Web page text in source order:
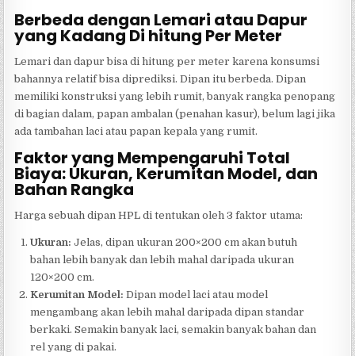
Berbeda dengan Lemari atau Dapur
yang Kadang Di hitung Per Meter
Lemari dan dapur bisa di hitung per meter karena konsumsi
bahannya relatif bisa diprediksi. Dipan itu berbeda. Dipan
memiliki konstruksi yang lebih rumit, banyak rangka penopang
di bagian dalam, papan ambalan (penahan kasur), belum lagi jika
ada tambahan laci atau papan kepala yang rumit.
Faktor yang Mempengaruhi Total
Biaya: Ukuran, Kerumitan Model, dan
Bahan Rangka
Harga sebuah dipan HPL di tentukan oleh 3 faktor utama:
Ukuran: Jelas, dipan ukuran 200×200 cm akan butuh
bahan lebih banyak dan lebih mahal daripada ukuran
120×200 cm.
Kerumitan Model: Dipan model laci atau model
mengambang akan lebih mahal daripada dipan standar
berkaki. Semakin banyak laci, semakin banyak bahan dan
rel yang di pakai.